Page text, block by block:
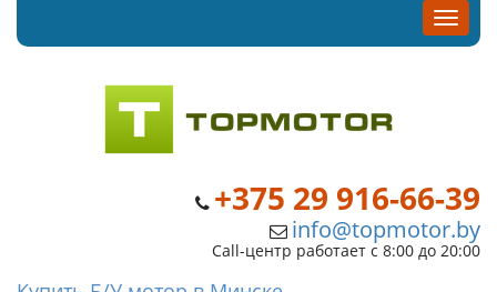
+375 29 916-66-39
info@topmotor.by
Call-центр работает с 8:00 до 20:00